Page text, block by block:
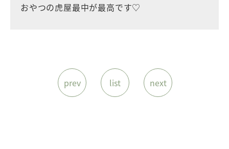
おやつの虎屋最中が最高です♡
prev list next